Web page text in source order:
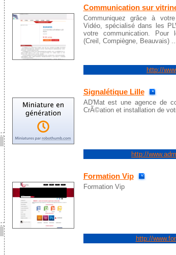
Communication sur
Communiquez grâce à
Vidéo, spécialisé dans les
votre communication. Pour
(Creil, Compiègne, Beauvais) ...
http://
Signalétique Lille
AD'Mat est une agence de
CrÃ©ation et installation de
http://
Formation Vip
Formation Vip
http://